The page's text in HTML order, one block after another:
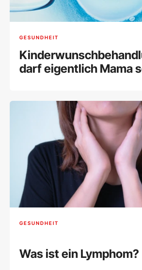
GESUNDHEIT
darf eigentlich Mama
GESUNDHEIT
Was ist ein Lymphom?